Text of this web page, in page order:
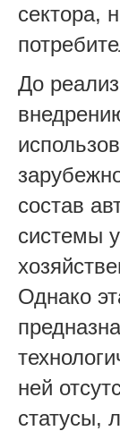
сектора,
До
состав
системы
Однако
ней
статусы,